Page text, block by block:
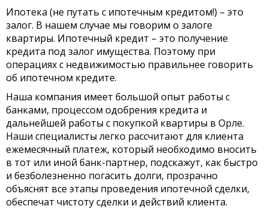
Ипотека (не путать с ипотечным кредитом!) – это
залог. В нашем случае мы говорим о залоге
квартиры. Ипотечный кредит – это получение
кредита под залог имущества. Поэтому при
операциях с недвижимостью правильнее говорить
об ипотечном кредите.
Наша компания имеет большой опыт работы с
банками, процессом одобрения кредита и
дальнейшей работы с покупкой квартиры в Орле.
Наши специалисты легко рассчитают для клиента
ежемесячный платеж, который необходимо вносить
в тот или иной банк-партнер, подскажут, как быстро
и безболезненно погасить долги, прозрачно
объяснят все этапы проведения ипотечной сделки,
обеспечат чистотусделки и действий клиента.